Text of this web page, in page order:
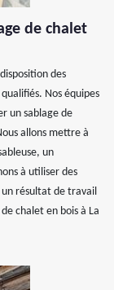
de chalet
des
Nos équipes
un sablage de
allons mettre à
un
à utiliser des
un résultat de travail
chalet en bois à La